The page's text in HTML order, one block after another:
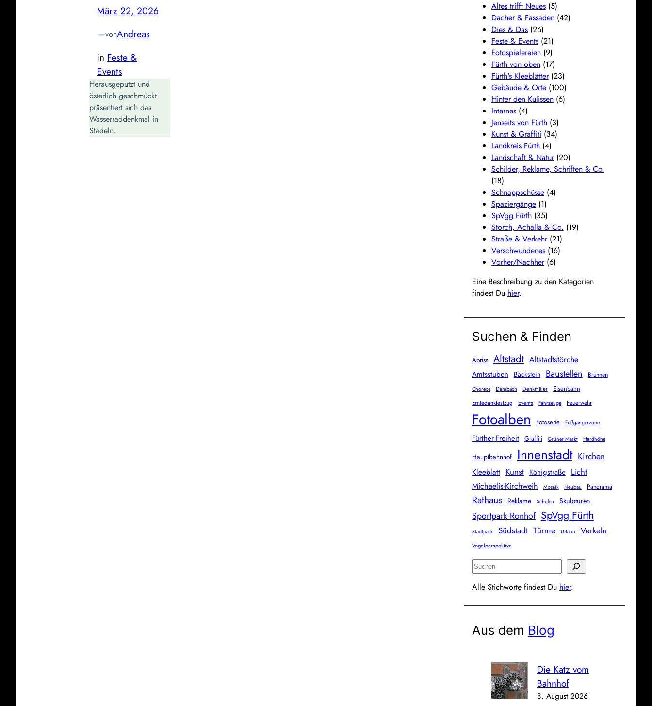
März 22, 2026
—vonAndreas
in Feste &
Events
Herausgeputzt und
österlich geschmückt
präsentiert sich das
Wasserraddenkmal in
Stadeln.
Altes trifft Neues(5)
Dächer & Fassaden(42)
Dies & Das(26)
Feste & Events(21)
Fotospielereien(9)
Fürth von oben(17)
Fürth's Kleeblätter(23)
Gebäude & Orte(100)
Hinter den Kulissen(6)
Internes(4)
Jenseits von Fürth(3)
Kunst & Graffiti (34)
Landkreis Fürth(4)
Landschaft & Natur(20)
Schilder, Reklame, Schriften & Co.
(18)
Schnappschüsse(4)
Spaziergänge(1)
SpVgg Fürth(35)
Storch, Achalla & Co. (19)
Straße & Verkehr(21)
Verschwundenes(16)
Vorher/Nachher(6)
Eine Beschreibung zu den Kategorien
findest Du hier.
Suchen & Finden
Abriss Altstadt Altstadtstörche
Amtsstuben Backstein Baustellen Brunnen
Choreos Dambach Denkmäler Eisenbahn
Erntedankfestzug Events Fahrzeuge Feuerwehr
Fotoalben Fotoserie Fußgängerzone
Fürther Freiheit Graffiti Grüner Markt Hardhöhe
Hauptbahnhof Innenstadt Kirchen
Kleeblatt Kunst Königstraße Licht
Michaelis-Kirchweih Mosaik Neubau Panorama
Rathaus Reklame Schulen Skulpturen
Sportpark Ronhof SpVgg Fürth
Stadtpark Südstadt Türme UBahn Verkehr
Vogelperspektive
S
c
h
n
Alle Stichworte findest Du hier.
Aus dem Blog
Die Katz vom
Bahnhof
8. August 2026